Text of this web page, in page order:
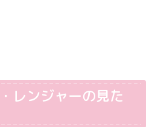
レンジャーの見た